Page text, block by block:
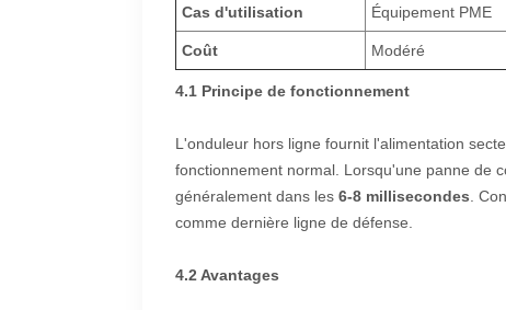
Cas d'utilisation Équipement PME
Coût Modéré
4.1 Principe de fonctionnement
L'onduleur hors ligne fournit l'alimentation
fonctionnement normal. Lorsqu'une panne de
généralement dans les 6-8 millisecondes.
comme dernière ligne de défense.
4.2 Avantages